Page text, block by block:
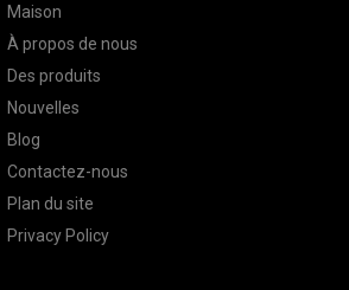
Maison
À propos de nous
Des produits
Nouvelles
Blog
Contactez-nous
Plan du site
Privacy Policy